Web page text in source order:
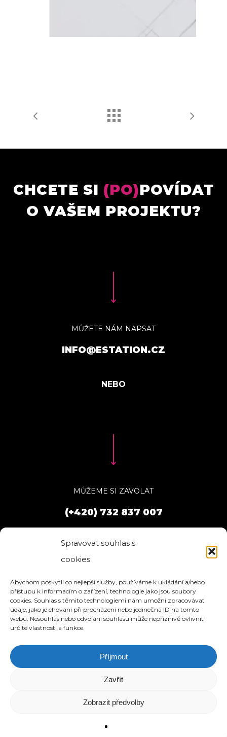
Spravovat souhlas s
cookies
Abychom poskytli co nejlepší služby, používáme k ukládání a/nebo
přístupu k informacím o zařízení, technologie jako jsou soubory
cookies. Souhlas s těmito technologiemi nám umožní zpracovávat
údaje, jako je chování při procházení nebo jedinečná ID na tomto
webu. Nesouhlas nebo odvolání souhlasu může nepříznivě ovlivnit
určité vlastnosti a funkce.
Příjmout
Zavřít
Zobrazit předvolby
CHCETE SI (PO)POVÍDAT
O VAŠEM PROJEKTU?
MŮŽETE NÁM NAPSAT
INFO@ESTATION.CZ
MŮŽEME SI ZAVOLAT
(+420) 732 837 007
O NÁS
BLOG NÁVODY
© 2026 eStation.cz | Tvorba www stránek.